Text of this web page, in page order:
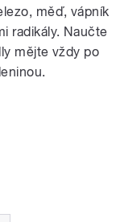
měď, vápník
radikály. Naučte
mějte vždy po